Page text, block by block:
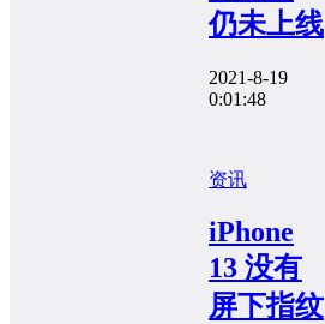
仍未上线
2021-8-19
0:01:48
资讯
iPhone
13 没有
屏下指纹